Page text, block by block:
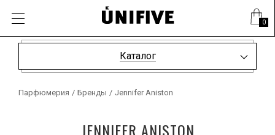
0
Каталог
Парфюмерия / Бренды / Jennifer Aniston
JENNIFER ANISTON